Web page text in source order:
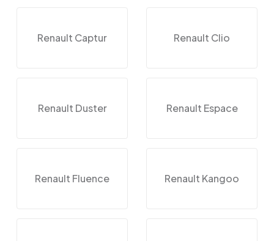
Renault Captur Renault Clio
Renault Duster Renault Espace
Renault Fluence Renault Kangoo